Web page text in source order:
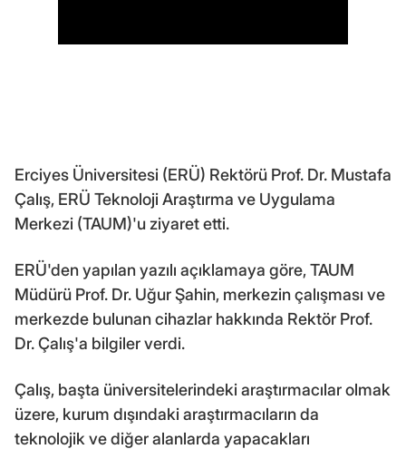
Erciyes Üniversitesi (ERÜ) Rektörü Prof. Dr. Mustafa
Çalış, ERÜ Teknoloji Araştırma ve Uygulama
Merkezi (TAUM)'u ziyaret etti.
ERÜ'den yapılan yazılı açıklamaya göre, TAUM
Müdürü Prof. Dr. Uğur Şahin, merkezin çalışması ve
merkezde bulunan cihazlar hakkında Rektör Prof.
Dr. Çalış'a bilgiler verdi.
Çalış, başta üniversitelerindeki araştırmacılar olmak
üzere, kurum dışındaki araştırmacıların da
teknolojik ve diğer alanlarda yapacakları